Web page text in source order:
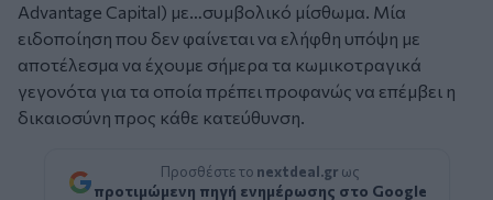
Advantage Capital) με…συμβολικό μίσθωμα. Μία
ειδοποίηση που δεν φαίνεται να ελήφθη υπόψη με
αποτέλεσμα να έχουμε σήμερα τα κωμικοτραγικά
γεγονότα για τα οποία πρέπει προφανώς να επέμβει η
δικαιοσύνη προς κάθε κατεύθυνση.
Προσθέστε το nextdeal.gr ως
προτιμώμενη πηγή ενημέρωσης στο Google